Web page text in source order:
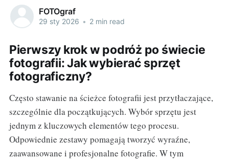
FOTOgraf
29 sty 2026 • 2 min read
Pierwszy krok w podróż po świecie
fotografii: Jak wybierać sprzęt
fotograficzny?
Często stawanie na ścieżce fotografii jest przytłaczające,
szczególnie dla początkujących. Wybór sprzętu jest
jednym z kluczowych elementów tego procesu.
Odpowiednie zestawy pomagają tworzyć wyraźne,
zaawansowane i profesjonalne fotografie. W tym